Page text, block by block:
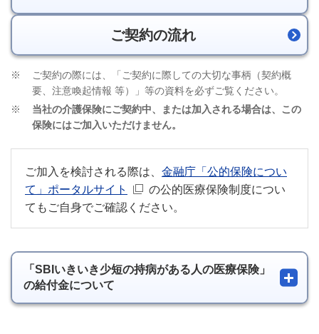
ご契約の流れ
※
ご契約の際には、「ご契約に際しての大切な事柄（契約概
要、注意喚起情報 等）」等の資料を必ずご覧ください。
※
当社の介護保険にご契約中、または加入される場合は、この
保険にはご加入いただけません。
ご加入を検討される際は、 金融庁「公的保険につい
て」ポータルサイト
新規ウィンドウを開きます
の公的医療保険制度につい
てもご自身でご確認ください。
「SBIいきいき少短の持病がある人の医療保険」
の給付金について